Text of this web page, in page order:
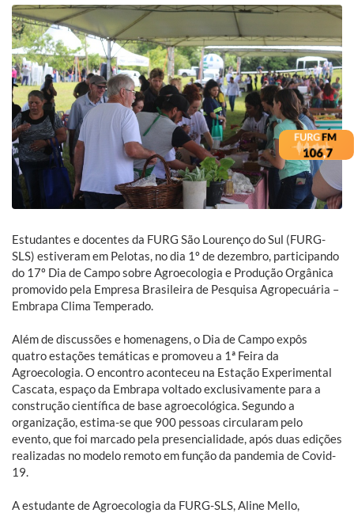
Estudantes e docentes da FURG São Lourenço do Sul (FURG-
SLS) estiveram em Pelotas, no dia 1º de dezembro, participando
do 17º Dia de Campo sobre Agroecologia e Produção Orgânica
promovido pela Empresa Brasileira de Pesquisa Agropecuária –
Embrapa Clima Temperado.
Além de discussões e homenagens, o Dia de Campo expôs
quatro estações temáticas e promoveu a 1ª Feira da
Agroecologia. O encontro aconteceu na Estação Experimental
Cascata, espaço da Embrapa voltado exclusivamente para a
construção científica de base agroecológica. Segundo a
organização, estima-se que 900 pessoas circularam pelo
evento, que foi marcado pela presencialidade, após duas edições
realizadas no modelo remoto em função da pandemia de Covid-
19.
A estudante de Agroecologia da FURG-SLS, Aline Mello,